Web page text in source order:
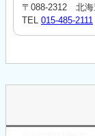
〒088-2312 北海
TEL 015-485-2111